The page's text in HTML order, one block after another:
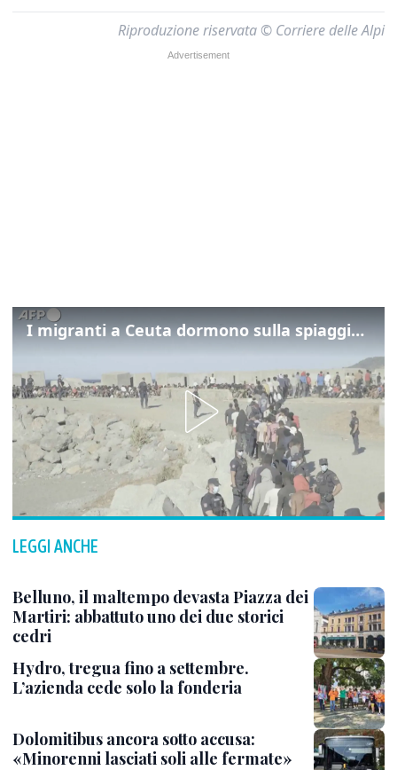
Riproduzione riservata © Corriere delle Alpi
I migranti a Ceuta dormono sulla spiaggia: "Vogliamo entrare in Europa"
LEGGI ANCHE
Belluno, il maltempo devasta Piazza dei
Martiri: abbattuto uno dei due storici
cedri
Hydro, tregua fino a settembre.
L’azienda cede solo la fonderia
Dolomitibus ancora sotto accusa:
«Minorenni lasciati soli alle fermate»